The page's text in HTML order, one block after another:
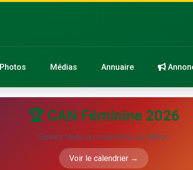
Photos Médias Annuaire
🏆 CAN Féminine 2026
Suivez toute la compétition au Maroc
Voir le calendrier →